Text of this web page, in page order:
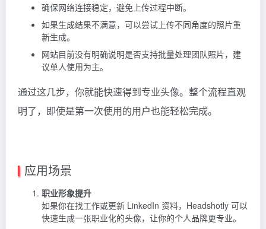
确保网络连接稳定，避免上传过程中断。
如果生成结果不满意，可以尝试上传不同角度的照片重
新生成。
网站目前没有明确说明是否支持批量处理团队照片，建
议单人使用为主。
通过这几步，你就能快速得到专业头像。整个流程直观
明了，即使是第一次使用的用户也能轻松完成。
应用场景
职业形象提升
如果你在找工作或更新 LinkedIn 资料，Headshotly 可以
快速生成一张职业化的头像，让你的个人品牌更专业。